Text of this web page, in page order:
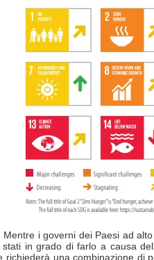
Mentre i governi dei Paesi ad
in grado di farlo a causa
richiederà una combinazione di